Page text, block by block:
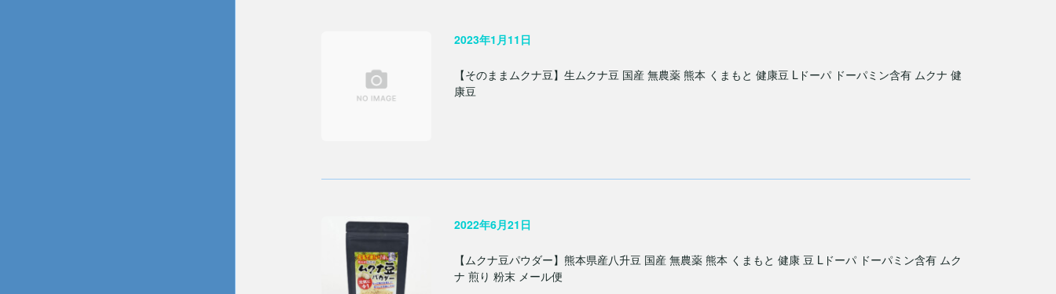
2023年1月11日
【そのままムクナ豆】生ムクナ豆 国産 無農薬 熊本 くまもと 健康豆 Lドーパ ドーパミン含有 ムクナ 健
康豆
2022年6月21日
【ムクナ豆パウダー】熊本県産八升豆 国産 無農薬 熊本 くまもと 健康 豆 Lドーパ ドーパミン含有 ムク
ナ 煎り 粉末 メール便